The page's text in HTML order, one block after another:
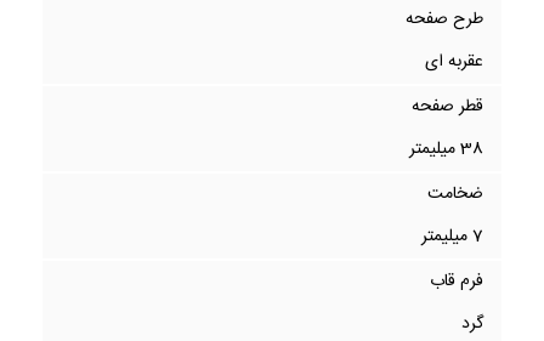
طرح صفحه
عقربه ای
قطر صفحه
38 میلیمتر
ضخامت
7 میلیمتر
فرم قاب
گرد